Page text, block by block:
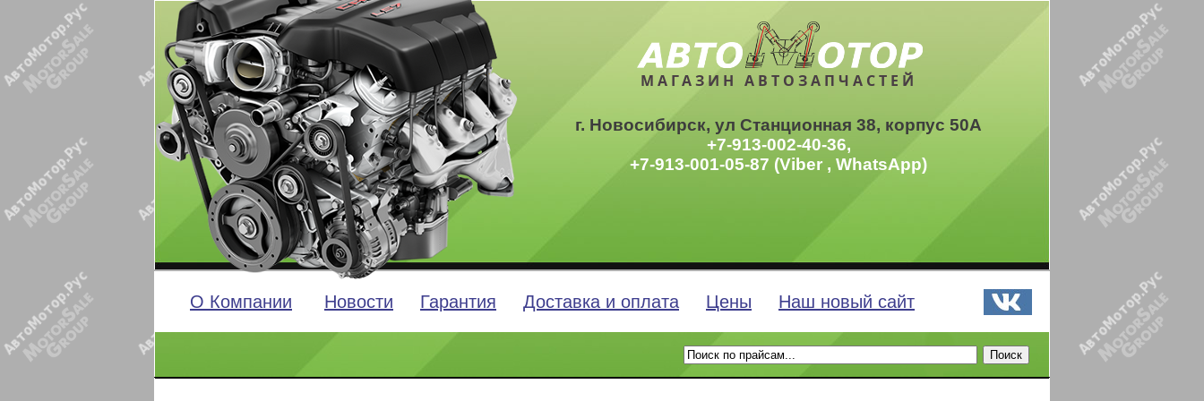
МАГАЗИН АВТОЗАПЧАСТЕЙ
г. Новосибирск, ул Станционная 38, корпус 50А
+7-913-002-40-36,
+7-913-001-05-87 (Viber , WhatsApp)
О Компании Новости Гарантия Доставка и оплата Цены Наш новый сайт